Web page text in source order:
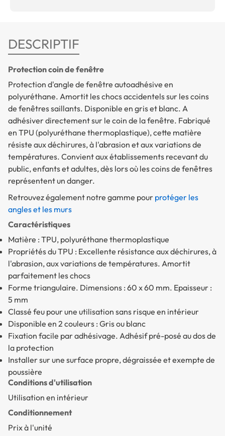
DESCRIPTIF
Protection coin de fenêtre
Protection d'angle de fenêtre autoadhésive en
polyuréthane. Amortit les chocs accidentels sur les coins
de fenêtres saillants. Disponible en gris et blanc. A
adhésiver directement sur le coin de la fenêtre. Fabriqué
en TPU (polyuréthane thermoplastique), cette matière
résiste aux déchirures, à l'abrasion et aux variations de
températures. Convient aux établissements recevant du
public, enfants et adultes, dès lors où les coins de fenêtres
représentent un danger.
Retrouvez également notre gamme pour protéger les
angles et les murs
Caractéristiques
Matière : TPU, polyuréthane thermoplastique
Propriétés du TPU : Excellente résistance aux déchirures, à
l'abrasion, aux variations de températures. Amortit
parfaitement les chocs
Forme triangulaire. Dimensions : 60 x 60 mm. Epaisseur :
5 mm
Classé feu pour une utilisation sans risque en intérieur
Disponible en 2 couleurs : Gris ou blanc
Fixation facile par adhésivage. Adhésif pré-posé au dos de
la protection
Installer sur une surface propre, dégraissée et exempte de
poussière
Conditions d'utilisation
Utilisation en intérieur
Conditionnement
Prix à l'unité